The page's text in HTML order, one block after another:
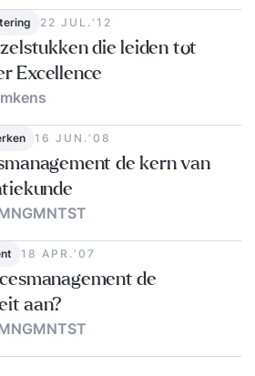
22 JUL.‘12
die leiden tot
Excellence
16 JUN.‘08
de kern van
18 APR.‘07
de
aan?